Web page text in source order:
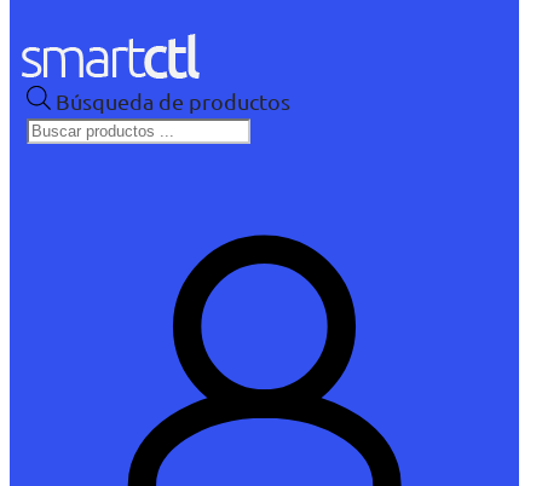
Búsqueda de productos